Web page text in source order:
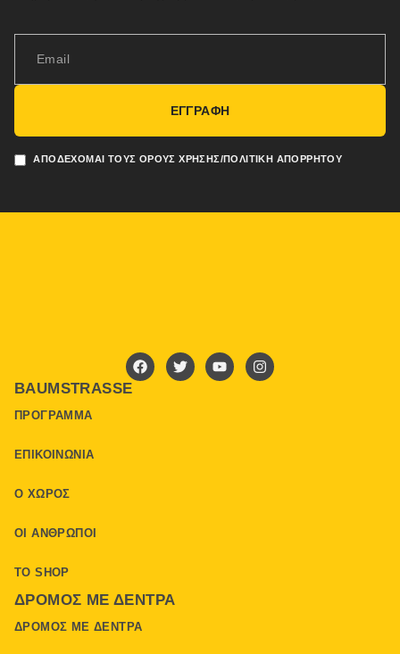
ΑΠΟΔΈΧΟΜΑΙ ΤΟΥΣ ΌΡΟΥΣ ΧΡΉΣΗΣ/ΠΟΛΙΤΙΚΉ ΑΠΟΡΡΉΤΟΥ
ΕΓΓΡΑΦΗ
BAUMSTRASSE
ΠΡΌΓΡΑΜΜΑ
ΕΠΙΚΟΙΝΩΝΊΑ
Ο ΧΏΡΟΣ
ΟΙ ΆΝΘΡΩΠΟΙ
ΤΟ SHOP
ΔΡΌΜΟΣ ΜΕ ΔΈΝΤΡΑ
ΔΡΌΜΟΣ ΜΕ ΔΈΝΤΡΑ